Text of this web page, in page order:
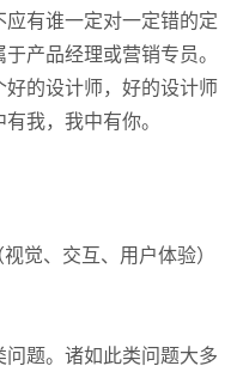
有谁一定对一定错的定
产品经理或营销专员。
的设计师，好的设计师
我，我中有你。
觉、交互、用户体验）
题。诸如此类问题大多